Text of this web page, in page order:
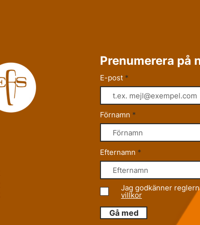
Prenumerera på
E-post
Förnamn
Efternamn
Jag godkänner
villkor
Gå med